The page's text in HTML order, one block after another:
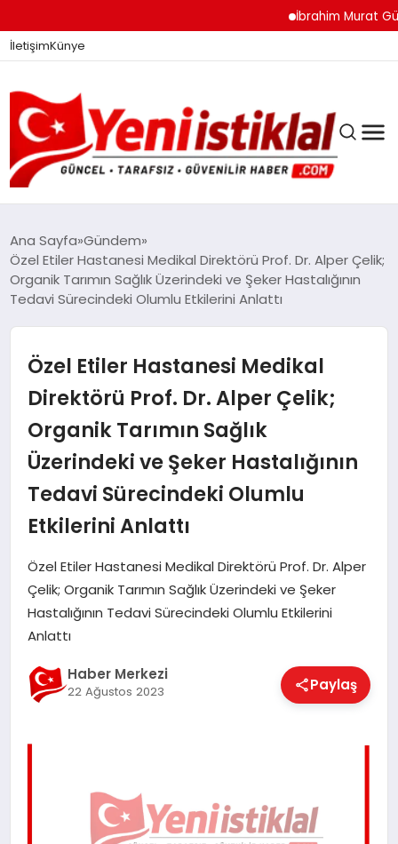
İbrahim Murat
İletişimKünye
GÜNDEM
DÜNYA
EKONOMI
SAĞLIK
SPOR
TEKNOLOJI
Ana Sayfa Gündem
Özel Etiler Hastanesi Medikal Direktörü Prof. Dr. Alper Çelik;
Organik Tarımın Sağlık Üzerindeki ve Şeker Hastalığının
Tedavi Sürecindeki Olumlu Etkilerini Anlattı
Özel Etiler Hastanesi Medikal
Direktörü Prof. Dr. Alper Çelik;
Organik Tarımın Sağlık
Üzerindeki ve Şeker Hastalığının
Tedavi Sürecindeki Olumlu
Etkilerini Anlattı
Özel Etiler Hastanesi Medikal Direktörü Prof. Dr. Alper
Çelik; Organik Tarımın Sağlık Üzerindeki ve Şeker
Hastalığının Tedavi Sürecindeki Olumlu Etkilerini
Anlattı
Haber Merkezi
22 Ağustos 2023 Paylaş